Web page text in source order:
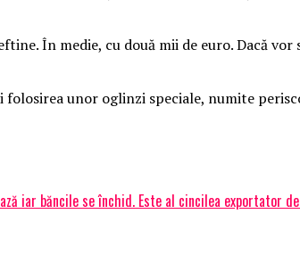
În medie, cu două mii de euro.Dacă vor
unor oglinzi speciale, numite
iar băncile se închid. Este al cincilea exportator